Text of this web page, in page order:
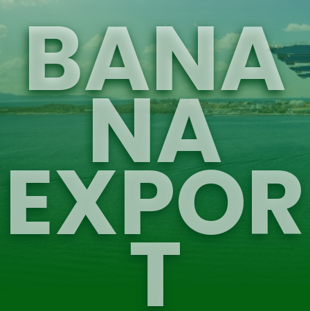
BANA
NA
EXPOR
T